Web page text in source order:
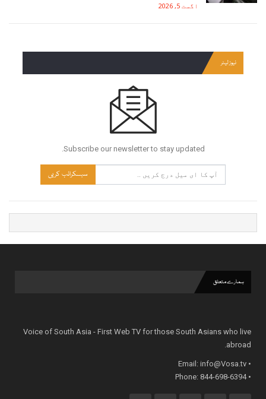
اگست 5, 2026
نیوز لیٹر
Subscribe our newsletter to stay updated.
سبسکرائب کریں
ہمارے متعلق
Voice of South Asia - First Web TV for those South Asians who live
abroad.
• Email:
info@Vosa.tv
• Phone: 844-698-6394